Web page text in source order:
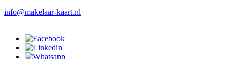
info@makelaar-kaart.nl